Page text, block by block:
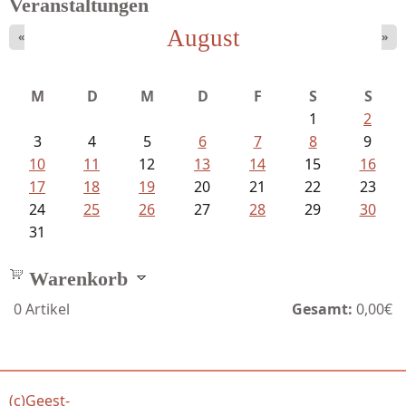
Veranstaltungen
August
« »
M D M D F S
S
1
2
3
4 5 6 7 8
9
10
11 12 13 14 15
16
17
18 19 20 21 22
23
24
25 26 27 28 29
30
31
Warenkorb
0Artikel Gesamt: 0,00€
(c)Geest-